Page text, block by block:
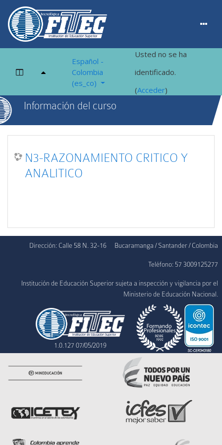
Panel lateral
Español -
Colombia
‎(es_co)‎
Usted no se ha
identificado.
(Acceder)
Saltar al contenido principal
Información del curso
N3-RAZONAMIENTO CRITICO Y
ANALITICO
Dirección: Calle 58 N. 32-16 Bucaramanga / Santander / Colombia
Teléfono: 57 3009125277
Institución de Educación Superior sujeta a inspección y vigilancia por el
Ministerio de Educación Nacional.
1.0.127 07/05/2019